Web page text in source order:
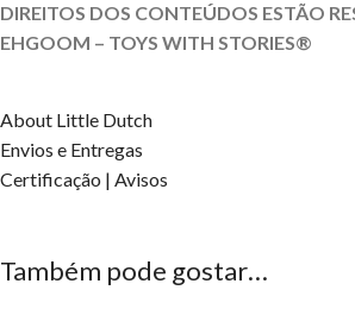
DIREITOS DOS CONTEÚDOS ESTÃO
EHGOOM – TOYS WITH STORIES®️
About Little Dutch
Envios e Entregas
Certificação | Avisos
Também pode gostar…